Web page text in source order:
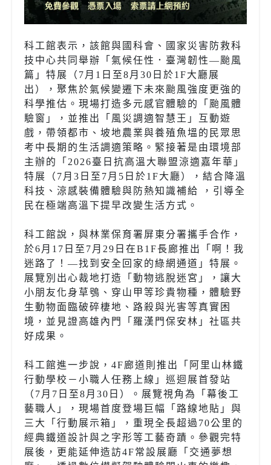
科工館表示，該館與國科會、國家災害防救科
技中心共同舉辦「氣候任性．臺灣韌性—颱風
篇」特展（7月1日至8月30日於1F大廳展
出），聚焦於氣候變遷下未來颱風強度更強的
科學推估。現場打造多元感官體驗的「颱風體
驗窗」，並推出「風災調適智慧王」互動遊
戲，帶領都市、坡地農業與養殖魚塭的民眾思
考中長期的生活調適策略。緊接著是由環境部
主辦的「2026臺日抗高溫大聯盟涼適嘉年華」
特展（7月3日至7月5日於1F大廳），結合降溫
科技、涼感裝備體驗與防熱知識補給 ，引導全
民在極端高溫下提早改變生活方式。
科工館說，與林業保育署屏東分署攜手合作，
於6月17日至7月29日在B1F長廊推出「啊！我
迷路了！—找到安全回家的綠網通道」特展。
展覽別出心裁地打造「動物逃脫迷宮」，讓大
小朋友化身草鴞、穿山甲等珍貴物種，體驗野
生動物面臨破碎棲地、路殺與光害等真實困
境，並見證高雄內門「羅漢門保安林」社區共
好成果。
科工館進一步說，4F廊道則推出「阿里山林鐵
行動學校－小職人任務上線」巡迴展首發站
（7月7日至8月30日）。展覽視角為「幕後工
藝職人」，現場首度登場巨幅「路線地貼」與
三大「行動展示箱」，重現全長超過70公里的
經典鐵道設計與之字形等工藝奇蹟。參觀完特
展後，更能延伸造訪4F常設展廳「交通夢想